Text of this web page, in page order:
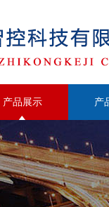
产品展示 产